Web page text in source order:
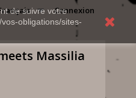
de suivre votre
obligations/sites-
Connexion
Massilia